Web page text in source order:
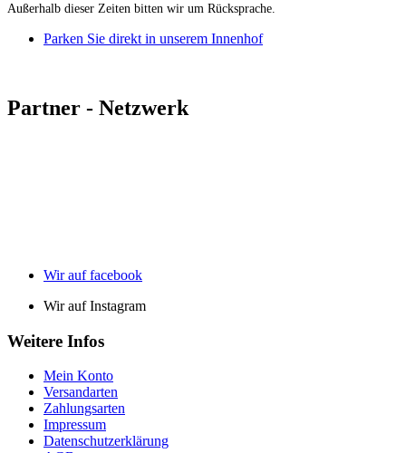
Außerhalb dieser Zeiten bitten wir um Rücksprache.
Parken Sie direkt in unserem Innenhof
Partner - Netzwerk
Wir auf facebook
Wir auf Instagram
Weitere Infos
Mein Konto
Versandarten
Zahlungsarten
Impressum
Datenschutzerklärung